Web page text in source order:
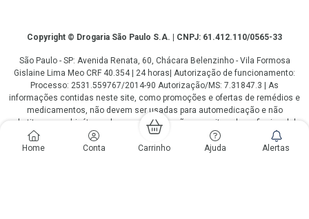
Home Conta Carrinho Ajuda Alertas
CopyrightCopyright © Drogaria São Paulo S.A. | CNPJ: 61.412.110/0565-33
São Paulo - SP: Avenida Renata, 60, Chácara Belenzinho - Vila Formosa
Gislaine Lima Meo CRF 40.354 | 24 horas| Autorização de funcionamento:
Processo: 2531.559767/2014-90 Autorização/MS: 7.31847.3 | As
informações contidas neste site, como promoções e ofertas de remédios e
medicamentos, não devem ser usadas para automedicação e não
substituem, em hipótese alguma, a medicação prescrita pelo profissional da
área médica. Somente o médico está em condições de diagnosticar
qualquer problema de saúde e prescrever o tratamento adequado. Os